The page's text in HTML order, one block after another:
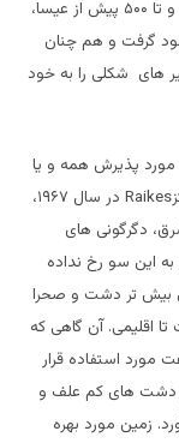
هزاره سوم پیش از عیسا، دور خشکسالی آغاز گردیده و تا ۵۰۰ پیش از عیسا،
گرفت و هم چنان
های شکلی را به خود
مورد پذیرش همه و یا
Raikes
در سال ۱۹۶۷،
دگرگونی های
این سو رخ نداده
بیش تر دشت و صحرا
اقلیمی. آن گاهی که
مورد استفاده قرار
دشت های کم علف و
زمین مورد بهره